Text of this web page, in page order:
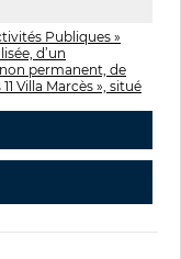
Publiques »
d’un
permanent, de
Villa Marcès », situé